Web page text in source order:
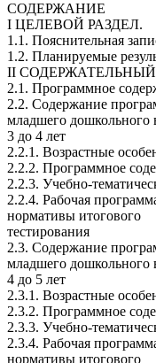
СОДЕРЖАНИЕ
I ЦЕЛЕВОЙ РАЗДЕЛ.
1.1. Пояснительная
1.2. Планируемые
II СОДЕРЖАТЕЛЬНЫЙ
2.1. Программное
2.2. Содержание
младшего дошкольного
3 до 4 лет
2.2.1. Возрастные
2.2.2. Программное
2.2.3. Учебно-
2.2.4. Рабочая
нормативы итогового
тестирования
2.3. Содержание
младшего дошкольного
4 до 5 лет
2.3.1. Возрастные
2.3.2. Программное
2.3.3. Учебно-
2.3.4. Рабочая
нормативы итогового